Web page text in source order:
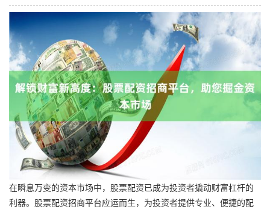
在瞬息万变的资本市场中，股票配资已成为投资者撬动财富杠杆的
利器。股票配资招商平台应运而生，为投资者提供专业、便捷的配